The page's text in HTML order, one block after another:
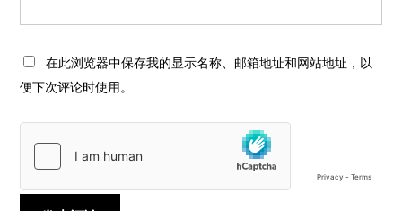
在此浏览器中保存我的显示名称、邮箱地址和网站地址，以
便下次评论时使用。